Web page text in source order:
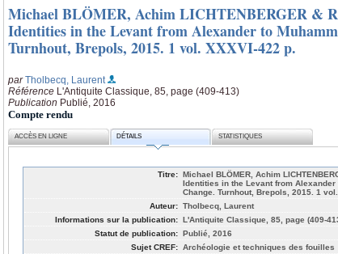
Michael BLÖMER, Achim LICHTENBERGER &
Identities in the Levant from Alexander to
Turnhout, Brepols, 2015. 1 vol. XXXVI-422 p.
parTholbecq, Laurent
Référence L'Antiquite Classique, 85, page (409-413)
Publication Publié, 2016
Compte rendu
ACCÈS EN LIGNE DÉTAILS STATISTIQUES
Titre: Michael BLÖMER, Achim
Identities in the Levant from Alexander
Change. Turnhout, Brepols, 2015. 1 vol.
Auteur: Tholbecq, Laurent
Informations sur la publication: L'Antiquite Classique, 85, page (409-
Statut de publication: Publié, 2016
Sujet CREF: Archéologie et techniques des fouilles